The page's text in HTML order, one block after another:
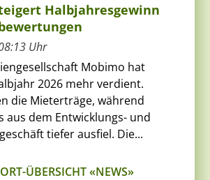
Halbjahresgewinn
Uhr
Mobimo hat
2026 mehr verdient.
die Mieterträge, während
aus dem Entwicklungs- und
tiefer ausfiel. Die...
ÜBERSICHT «NEWS»